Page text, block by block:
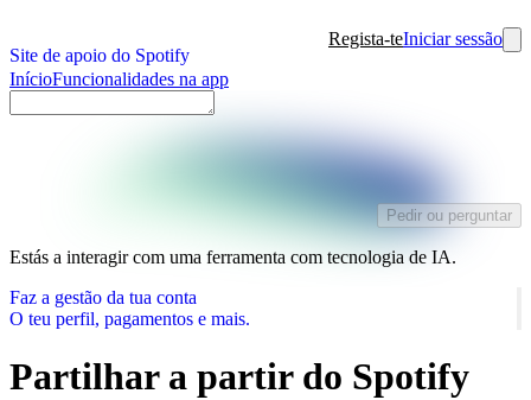
Site de apoio do Spotify
Regista-teIniciar sessão
InícioFuncionalidades na app
Pedir ou perguntar
Estás a interagir com uma ferramenta com tecnologia de IA.
Faz a gestão da tua conta
O teu perfil, pagamentos e mais.
Partilhar a partir do Spotify